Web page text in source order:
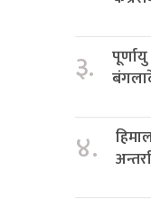
३.
४.